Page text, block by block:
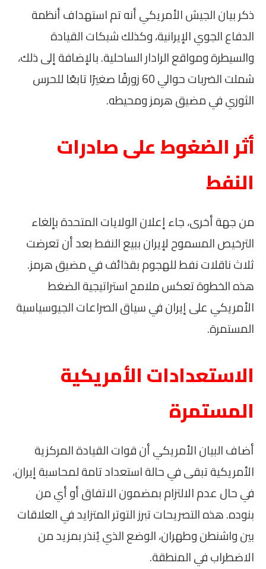
ذكر بيان الجيش الأمريكي أنه تم استهداف أنظمة
الدفاع الجوي الإيرانية، وكذلك شبكات القيادة
والسيطرة ومواقع الرادار الساحلية. بالإضافة إلى ذلك،
شملت الضربات حوالي 60 زورقًا صغيرًا تابعًا للحرس
الثوري في مضيق هرمز ومحيطه.
أثر الضغوط على صادرات
النفط
من جهة أخرى، جاء إعلان الولايات المتحدة بإلغاء
الترخيص المسموح لإيران ببيع النفط بعد أن تعرضت
ثلاث ناقلات نفط للهجوم بقذائف في مضيق هرمز.
هذه الخطوة تعكس ملامح استراتيجية الضغط
الأمريكي على إيران في سياق الصراعات الجيوسياسية
المستمرة.
الاستعدادات الأمريكية
المستمرة
أضاف البيان الأمريكي أن قوات القيادة المركزية
الأمريكية تبقى في حالة استعداد تامة لمحاسبة إيران،
في حال عدم الالتزام بمضمون الاتفاق أو أي من
بنوده. هذه التصريحات تبرز التوتر المتزايد في العلاقات
بين واشنطن وطهران، الوضع الذي يُنذر بمزيد من
الاضطراب في المنطقة.